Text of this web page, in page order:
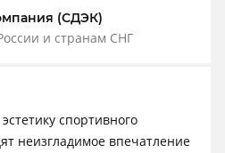
(СДЭК)
и странам СНГ
спортивного
неизгладимое впечатление